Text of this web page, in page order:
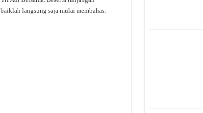
langsung saja mulai membahas.